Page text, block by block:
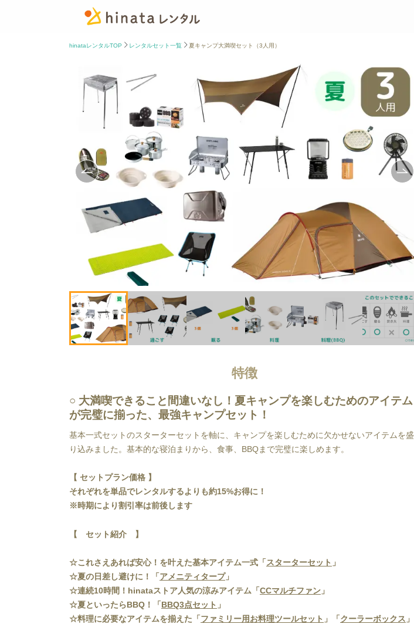
hinataレンタルTOP レンタルセット一覧 夏キャンプ大満喫セット（3人用）
特徴
大満喫できること間違いなし！夏キャンプを楽しむためのアイテム
が完璧に揃った、最強キャンプセット！
基本一式セットのスターターセットを軸に、キャンプを楽しむために欠かせないアイテムを盛
り込みました。基本的な寝泊まりから、食事、BBQまで完璧に楽しめます。
【 セットプラン価格 】
それぞれを単品でレンタルするよりも約15%お得に！
﻿※時期により割引率は前後します
【 セット紹介 】
☆これさえあれば安心！を叶えた基本アイテム一式「 スターターセット 」
☆夏の日差し避けに！「 アメニティタープ」
☆連続10時間！hinataストア人気の涼みアイテム「 CCマルチファン 」
☆夏といったらBBQ！「 BBQ3点セット 」
☆料理に必要なアイテムを揃えた「 ファミリー用お料理ツールセット 」「 クーラーボックス 」